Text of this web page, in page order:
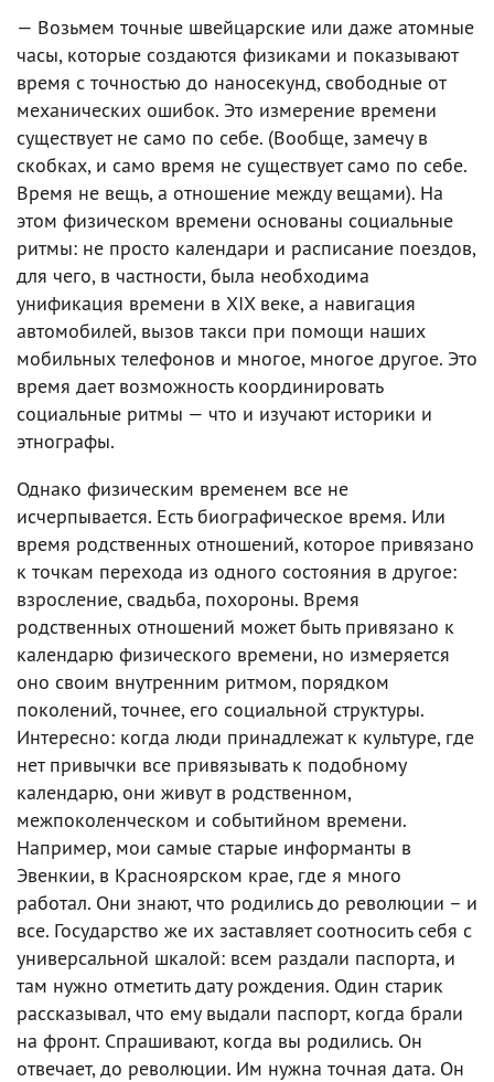
— Возьмем точные швейцарские или даже атомные
часы, которые создаются физиками и показывают
время с точностью до наносекунд, свободные от
механических ошибок. Это измерение времени
существует не само по себе. (Вообще, замечу в
скобках, и само время не существует само по себе.
Время не вещь, а отношение между вещами). На
этом физическом времени основаны социальные
ритмы: не просто календари и расписание поездов,
для чего, в частности, была необходима
унификация времени в XIX веке, а навигация
автомобилей, вызов такси при помощи наших
мобильных телефонов и многое, многое другое. Это
время дает возможность координировать
социальные ритмы — что и изучают историки и
этнографы.
Однако физическим временем все не
исчерпывается. Есть биографическое время. Или
время родственных отношений, которое привязано
к точкам перехода из одного состояния в другое:
взросление, свадьба, похороны. Время
родственных отношений может быть привязано к
календарю физического времени, но измеряется
оно своим внутренним ритмом, порядком
поколений, точнее, его социальной структуры.
Интересно: когда люди принадлежат к культуре, где
нет привычки все привязывать к подобному
календарю, они живут в родственном,
межпоколенческом и событийном времени.
Например, мои самые старые информанты в
Эвенкии, в Красноярском крае, где я много
работал. Они знают, что родились до революции – и
все. Государство же их заставляет соотносить себя с
универсальной шкалой: всем раздали паспорта, и
там нужно отметить дату рождения. Один старик
рассказывал, что ему выдали паспорт, когда брали
на фронт. Спрашивают, когда вы родились. Он
отвечает, до революции. Им нужна точная дата. Он